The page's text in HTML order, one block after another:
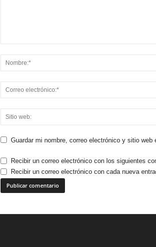
Guardar mi nombre, correo electrónico y sitio
Recibir un correo electrónico con los siguientes
Recibir un correo electrónico con cada nueva